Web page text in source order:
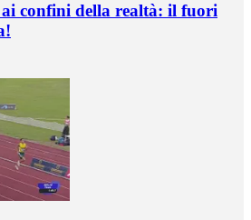
ai confini della realtà: il fuori